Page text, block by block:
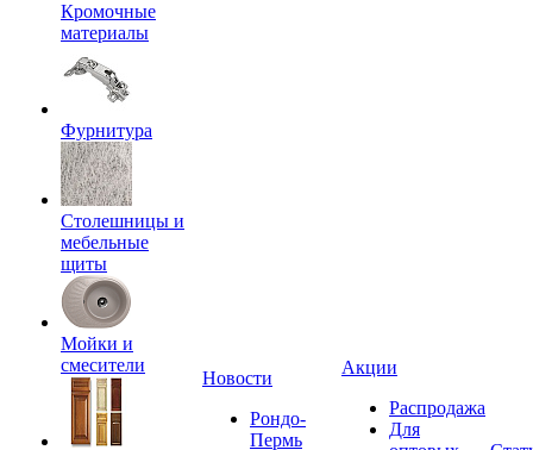
Кромочные
материалы
Фурнитура
Столешницы и
мебельные
щиты
Мойки и
смесители
Новости
Рондо-
Пермь
Акции
Распродажа
Для